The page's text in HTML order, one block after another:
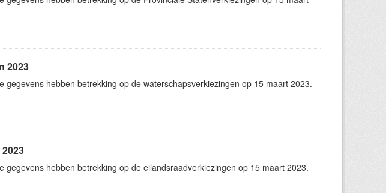
2023
gegevens hebben betrekking op de waterschapsverkiezingen op 15 maart 2023.
gegevens hebben betrekking op de eilandsraadverkiezingen op 15 maart 2023.